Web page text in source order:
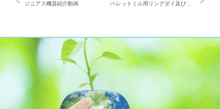
ジニアス機器紹介動画 ペレットミル用リングダイ及びローラーシェル